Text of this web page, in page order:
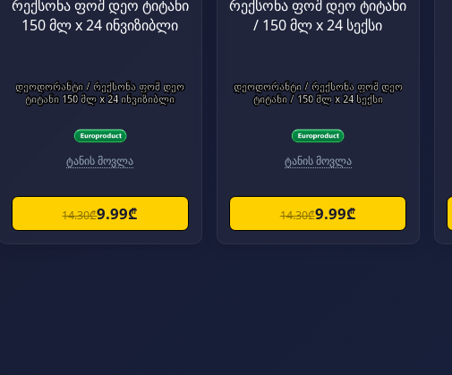
დეოდორანტი / რექსონა ფოშ დეო
ტიტანი 150 მლ x 24 ინვიზიბლი
ტანის მოვლა
14.30₾9.99₾
დეოდორანტი / რექსონა ფოშ დეო
ტიტანი / 150 მლ x 24 სექსი
ტანის მოვლა
14.30₾9.99₾